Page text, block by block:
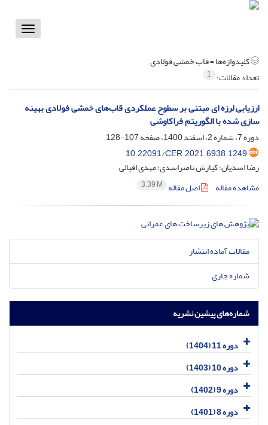
Toggle
کلیدواژه‌ها =قاب خمشی فولادی
تعداد مقالات: 1
ارزیابی لرزه ای مبتنی بر سطوح عملکردی قاب‌های خمشی فولادی بهینه
سازی شده با الگوریتم فراکاوشی
دوره 7، شماره 2، اسفند 1400، صفحه
107-128
10.22091/CER.2021.6938.1249
رضا اسدیان؛ کیارش ناصراسدی؛ مهدی اقبالی
مشاهده مقاله
اصل مقاله 3.39 M
مقالات آماده انتشار
شماره جاری
شماره‌های پیشین نشریه
دوره 11 (1404)
دوره 10 (1403)
دوره 9 (1402)
دوره 8 (1401)